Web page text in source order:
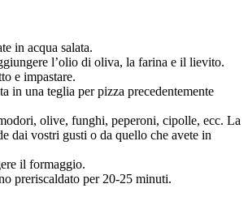
in acqua salata.
l’olio di oliva, la farina e il lievito.
e impastare.
in una teglia per pizza precedentemente
olive, funghi, peperoni, cipolle, ecc. La
dai vostri gusti o da quello che avete in
il formaggio.
preriscaldato per 20-25 minuti.